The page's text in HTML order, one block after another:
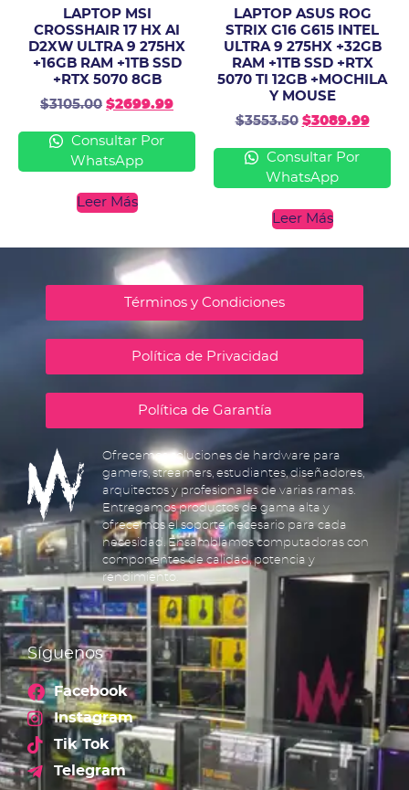
LAPTOP MSI
CROSSHAIR 17 HX AI
D2XW ULTRA 9 275HX
+16GB RAM +1TB SSD
+RTX 5070 8GB
$3105.00 $2699.99
Consultar Por
WhatsApp
Leer Más
LAPTOP ASUS ROG
STRIX G16 G615 INTEL
ULTRA 9 275HX +32GB
RAM +1TB SSD +RTX
5070 TI 12GB +MOCHILA
Y MOUSE
$3553.50 $3089.99
Consultar Por
WhatsApp
Leer Más
Términos y Condiciones
Política de Privacidad
Política de Garantía
Ofrecemos soluciones de hardware para
gamers, streamers, estudiantes, diseñadores,
arquitectos y profesionales de varias ramas.
Entregamos productos de gama alta y
ofrecemos el soporte necesario para cada
necesidad. Ensamblamos computadoras con
componentes de calidad, potencia y
rendimiento.
Síguenos
Facebook
Instagram
Tik Tok
Telegram